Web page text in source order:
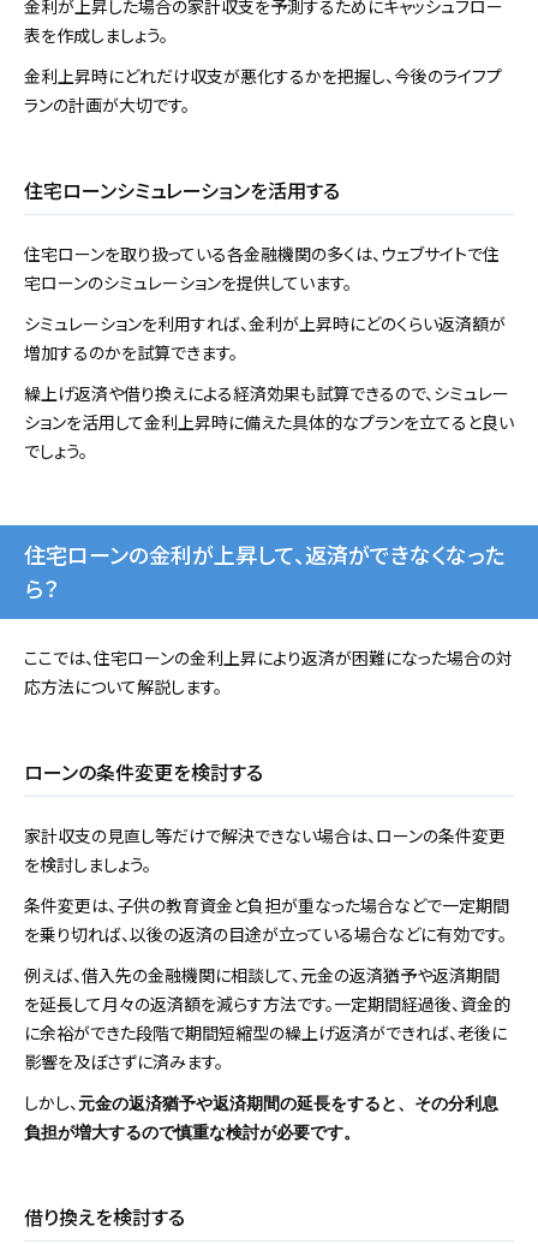
金利が上昇した場合の家計収支を予測するためにキャッシュフロー
表を作成しましょう。
金利上昇時にどれだけ収支が悪化するかを把握し、今後のライフプ
ランの計画が大切です。
住宅ローンシミュレーションを活用する
住宅ローンを取り扱っている各金融機関の多くは、ウェブサイトで住
宅ローンのシミュレーションを提供しています。
シミュレーションを利用すれば、金利が上昇時にどのくらい返済額が
増加するのかを試算できます。
繰上げ返済や借り換えによる経済効果も試算できるので、シミュレー
ションを活用して金利上昇時に備えた具体的なプランを立てると良い
でしょう。
住宅ローンの金利が上昇して、返済ができなくなった
ら？
ここでは、住宅ローンの金利上昇により返済が困難になった場合の対
応方法について解説します。
ローンの条件変更を検討する
家計収支の見直し等だけで解決できない場合は、ローンの条件変更
を検討しましょう。
条件変更は、子供の教育資金と負担が重なった場合などで一定期間
を乗り切れば、以後の返済の目途が立っている場合などに有効です。
例えば、借入先の金融機関に相談して、元金の返済猶予や返済期間
を延長して月々の返済額を減らす方法です。一定期間経過後、資金的
に余裕ができた段階で期間短縮型の繰上げ返済ができれば、老後に
影響を及ぼさずに済みます。
しかし、 元金の返済猶予や返済期間の延長をすると、その分利息
負担が増大するので慎重な検討が必要です。
借り換えを検討する